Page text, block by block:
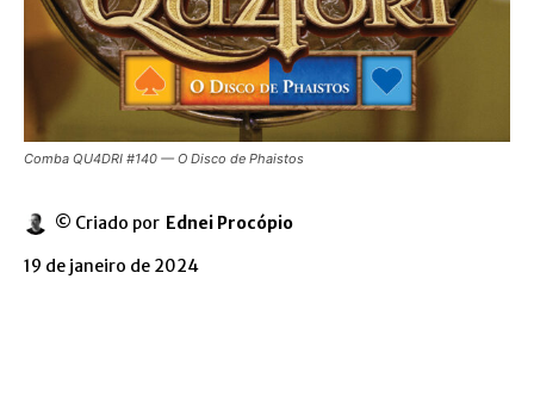
Comba QU4DRI #140 — O Disco de Phaistos
© Criado por Ednei Procópio
19 de janeiro de 2024